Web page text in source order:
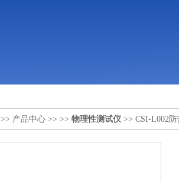
>> 产品中心 >> >> 物理性测试仪 >> CSI-L002